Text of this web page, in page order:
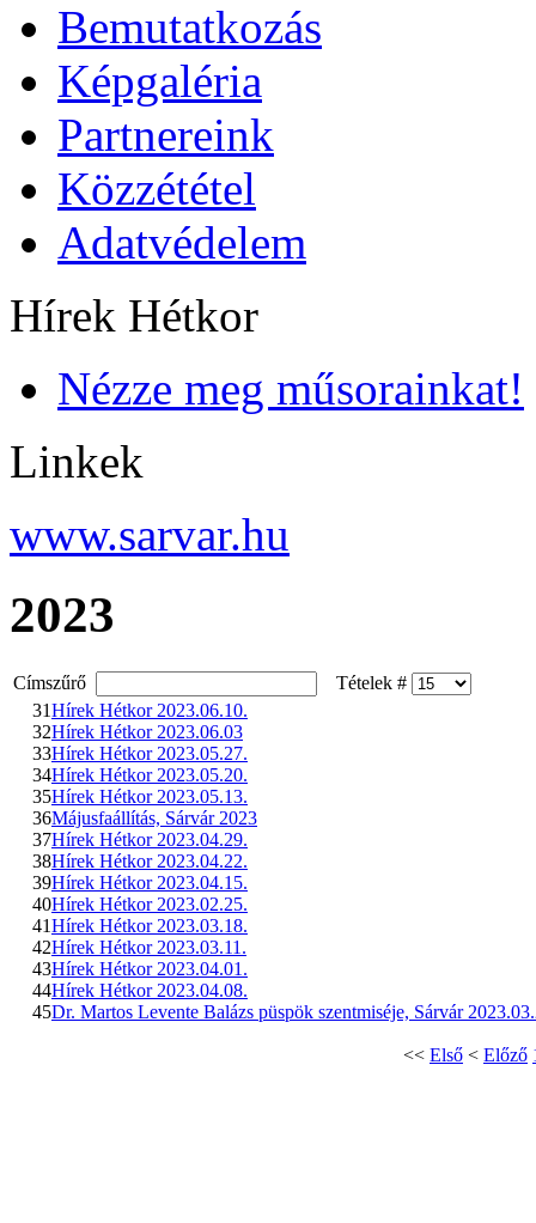
Bemutatkozás
Képgaléria
Partnereink
Közzététel
Adatvédelem
Hírek Hétkor
Nézze meg műsorainkat!
Linkek
www.sarvar.hu
2023
Címszűrő
Tételek #
31Hírek Hétkor 2023.06.10.
32Hírek Hétkor 2023.06.03
33Hírek Hétkor 2023.05.27.
34Hírek Hétkor 2023.05.20.
35Hírek Hétkor 2023.05.13.
36Májusfaállítás, Sárvár 2023
37Hírek Hétkor 2023.04.29.
38Hírek Hétkor 2023.04.22.
39Hírek Hétkor 2023.04.15.
40Hírek Hétkor 2023.02.25.
41Hírek Hétkor 2023.03.18.
42Hírek Hétkor 2023.03.11.
43Hírek Hétkor 2023.04.01.
44Hírek Hétkor 2023.04.08.
45Dr. Martos Levente Balázs püspök szentmiséje, Sárvár
<< Első < Előző